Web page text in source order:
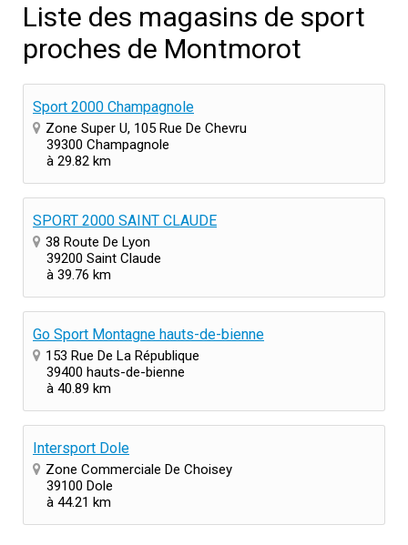
Liste des magasins de sport
proches de Montmorot
Sport 2000 Champagnole
Zone Super U, 105 Rue De Chevru
39300 Champagnole
à 29.82 km
SPORT 2000 SAINT CLAUDE
38 Route De Lyon
39200 Saint Claude
à 39.76 km
Go Sport Montagne hauts-de-bienne
153 Rue De La République
39400 hauts-de-bienne
à 40.89 km
Intersport Dole
Zone Commerciale De Choisey
39100 Dole
à 44.21 km